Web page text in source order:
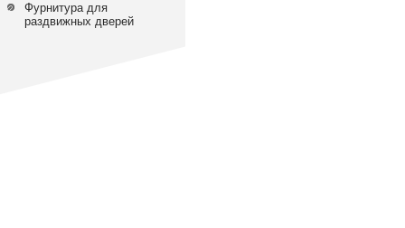
Фурнитура для
раздвижных дверей